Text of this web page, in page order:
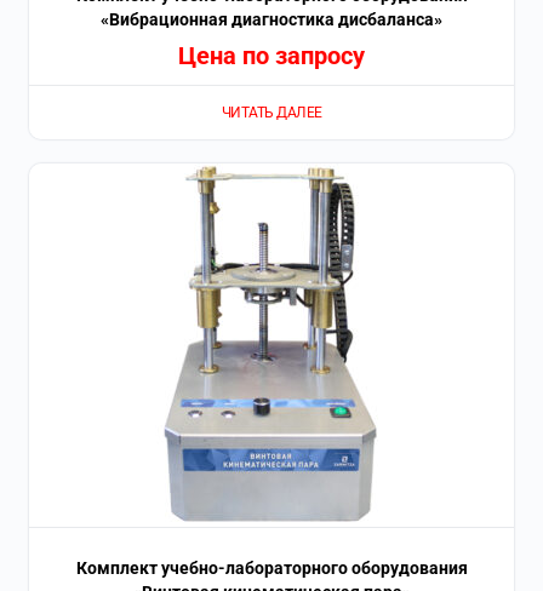
«Вибрационная диагностика дисбаланса»
Цена по запросу
ЧИТАТЬ ДАЛЕЕ
Комплект учебно-лабораторного оборудования